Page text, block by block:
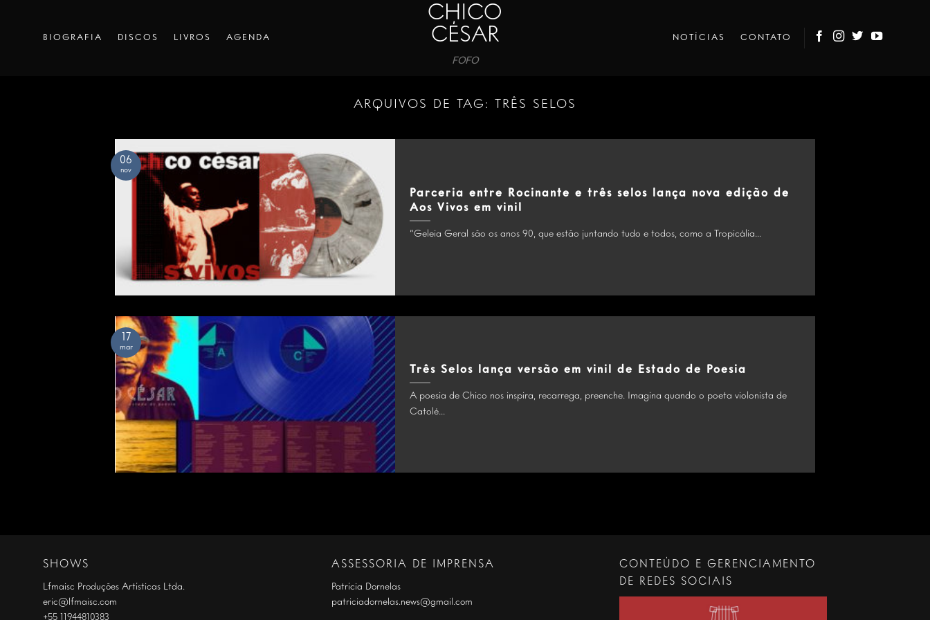
CHICO
CÉSAR
FOFO
BIOGRAFIA DISCOS LIVROS AGENDA NOTÍCIAS CONTATO
ARQUIVOS DE TAG: TRÊS SELOS
Parceria entre Rocinante e três selos lança nova edição de
Aos Vivos em vinil
“Geleia Geral são os anos 90, que estão juntando tudo e todos, como a Tropicália...
06
nov
Três Selos lança versão em vinil de Estado de Poesia
A poesia de Chico nos inspira, recarrega, preenche. Imagina quando o poeta violonista de
Catolé...
17
mar
SHOWS
Lfmaisc Produções Artísticas Ltda.
eric@lfmaisc.com
+55 11944810383
ASSESSORIA DE IMPRENSA
Patrícia Dornelas
patriciadornelas.news@gmail.com
CONTEÚDO E GERENCIAMENTO
DE REDES SOCIAIS